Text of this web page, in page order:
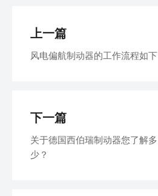
上一篇
风电偏航制动器的工作流程如下
下一篇
关于德国西伯瑞制动器您了解多
少？